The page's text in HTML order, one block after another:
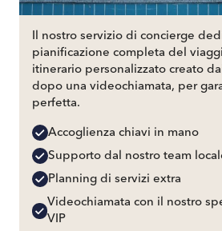
Il nostro servizio di concierge
pianificazione completa del
itinerario personalizzato creato
dopo una videochiamata, per
perfetta.
Accoglienza chiavi in mano
Supporto dal nostro team
Planning di servizi extra
Videochiamata con il nostro
VIP